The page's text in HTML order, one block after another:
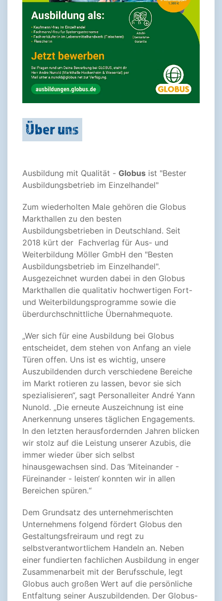
Über uns
Ausbildung mit Qualität - Globus ist "Bester
Ausbildungsbetrieb im Einzelhandel"
Zum wiederholten Male gehören die Globus
Markthallen zu den besten
Ausbildungsbetrieben in Deutschland. Seit
2018 kürt der Fachverlag für Aus- und
Weiterbildung Möller GmbH den "Besten
Ausbildungsbetrieb im Einzelhandel".
Ausgezeichnet wurden dabei in den Globus
Markthallen die qualitativ hochwertigen Fort-
und Weiterbildungsprogramme sowie die
überdurchschnittliche Übernahmequote.
„Wer sich für eine Ausbildung bei Globus
entscheidet, dem stehen von Anfang an viele
Türen offen. Uns ist es wichtig, unsere
Auszubildenden durch verschiedene Bereiche
im Markt rotieren zu lassen, bevor sie sich
spezialisieren“, sagt Personalleiter André Yann
Nunold. „Die erneute Auszeichnung ist eine
Anerkennung unseres täglichen Engagements.
In den letzten herausfordernden Jahren blicken
wir stolz auf die Leistung unserer Azubis, die
immer wieder über sich selbst
hinausgewachsen sind. Das ‘Miteinander -
Füreinander - leisten‘ konnten wir in allen
Bereichen spüren.“
Dem Grundsatz des unternehmerischten
Unternehmens folgend fördert Globus den
Gestaltungsfreiraum und regt zu
selbstverantwortlichem Handeln an. Neben
einer fundierten fachlichen Ausbildung in enger
Zusammenarbeit mit der Berufsschule, legt
Globus auch großen Wert auf die persönliche
Entfaltung seiner Auszubildenden. Der Globus-